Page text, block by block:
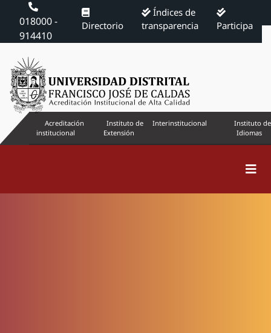
018000 -
914410
Directorio
Índices de
transparencia
Participa
Acreditación
institucional
Instituto de
Extensión
Interinstitucional
Instituto de
Idiomas